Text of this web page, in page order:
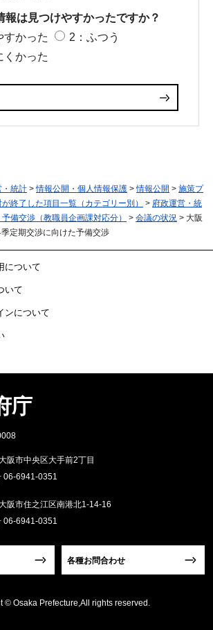
報は見つけやすかったですか？
すかった
2：ふつう
くかった
・統計 >情報公開・個人情報保護 >情報公開 > 施策プ
終了した項目一覧（カテゴリー別） > 府政運営・統
備交渉（教職員企画課対応分） > 会議の状況 > 大阪
定期交渉に向けた予備交渉
について
いて
ンについて
庁
阪市中央区大手前2丁目
06-6941-0351
阪市住之江区南港北1-14-16
06-6941-0351
各種お問合わせ
© Osaka Prefecture,All rights reserved.